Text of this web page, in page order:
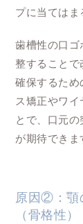
プに当てはま
歯槽性の口ゴ
整することで
確保するため
ス矯正やワ
とで、口元
が期待できま
原因②：顎
（骨格性）